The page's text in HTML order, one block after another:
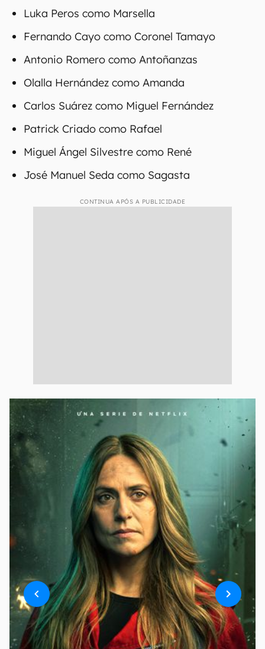
Luka Peros como Marsella
Fernando Cayo como Coronel Tamayo
Antonio Romero como Antoñanzas
Olalla Hernández como Amanda
Carlos Suárez como Miguel Fernández
Patrick Criado como Rafael
Miguel Ángel Silvestre como René
José Manuel Seda como Sagasta
CONTINUA APÓS A PUBLICIDADE